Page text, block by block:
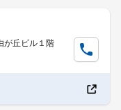
が丘ビル１階